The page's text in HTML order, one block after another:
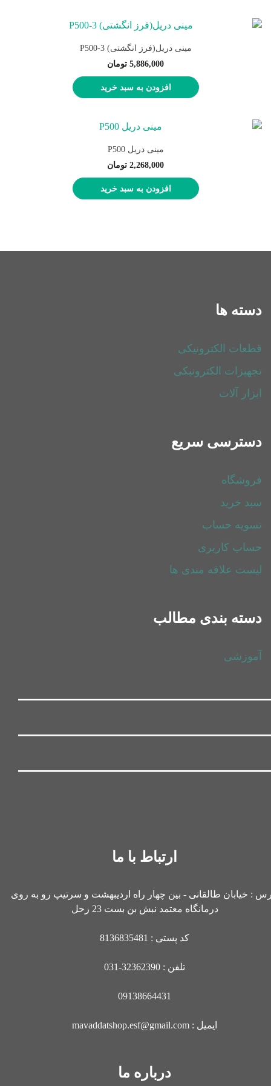
مینی دریل(فرز انگشتی) P500-3
5,886,000 تومان
افزودن به سبد خرید
مینی دریل P500
2,268,000 تومان
افزودن به سبد خرید
دسته ها
قطعات الکترونیکی
تجهیزات الکترونیکی
ابزار آلات
دسترسی سریع
فروشگاه
سبد خرید
تسویه حساب
حساب کاربری
لیست علاقه مندی ها
دسته بندی مطالب
آموزشی
ارتباط با ما
: خیابان طالقانی - بین چهار راه اردیبهشت و سرتیپ رو به روی
درمانگاه معتمد نبش بن بست 23 زحل
کد پستی : 8136835481
تلفن : 32362390-031
09138664431
ایمیل : mavaddatshop.esf@gmail.com
درباره ما